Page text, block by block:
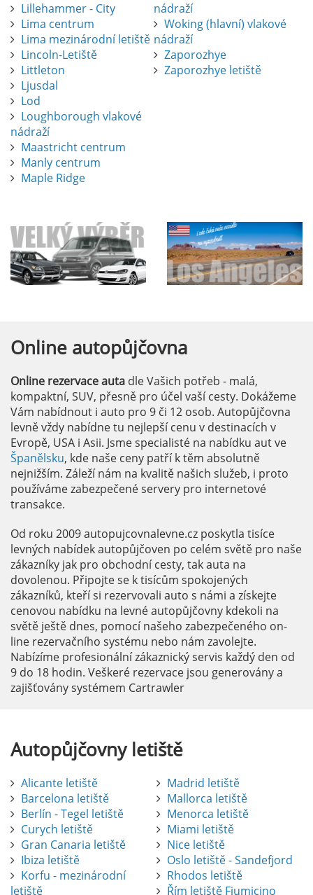
Lillehammer - City
Lima centrum
Lima mezinárodní letiště
Lincoln-Letiště
Littleton
Ljusdal
Lod
Loughborough vlakové
nádraží
Maastricht centrum
Manly centrum
Maple Ridge
nádraží
Woking (hlavní) vlakové
nádraží
Zaporozhye
Zaporozhye letiště
Online autopůjčovna
Online rezervace auta dle Vašich potřeb - malá,
kompaktní, SUV, přesně pro účel vaší cesty. Dokážeme
Vám nabídnout i auto pro 9 či 12 osob. Autopůjčovna
levně vždy nabídne tu nejlepší cenu v destinacích v
Evropě, USA i Asii. Jsme specialisté na nabídku aut ve
Španělsku, kde naše ceny patří k těm absolutně
nejnižším. Záleží nám na kvalitě našich služeb, i proto
používáme zabezpečené servery pro internetové
transakce.
Od roku 2009 autopujcovnalevne.cz poskytla tisíce
levných nabídek autopůjčoven po celém světě pro naše
zákazníky jak pro obchodní cesty, tak auta na
dovolenou. Připojte se k tisícům spokojených
zákazníků, kteří si rezervovali auto s námi a získejte
cenovou nabídku na levné autopůjčovny kdekoli na
světě ještě dnes, pomocí našeho zabezpečeného on-
line rezervačního systému nebo nám zavolejte.
Nabízíme profesionální zákaznický servis každý den od
9 do 18 hodin. Veškeré rezervace jsou generovány a
zajišťovány systémem Cartrawler
Autopůjčovnyletiště
Alicante letiště
Barcelona letiště
Berlín - Tegel letiště
Curych letiště
Gran Canaria letiště
Ibiza letiště
Korfu - mezinárodní
letiště
Madrid letiště
Mallorca letiště
Menorca letiště
Miami letiště
Nice letiště
Oslo letiště - Sandefjord
Rhodos letiště
Řím letiště Fiumicino